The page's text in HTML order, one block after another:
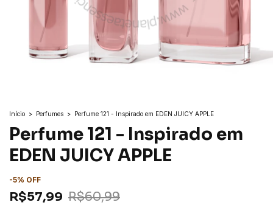
Início > Perfumes > Perfume 121 - Inspirado em EDEN JUICY APPLE
Perfume 121 - Inspirado em
EDEN JUICY APPLE
-5% OFF
R$57,99 R$60,99